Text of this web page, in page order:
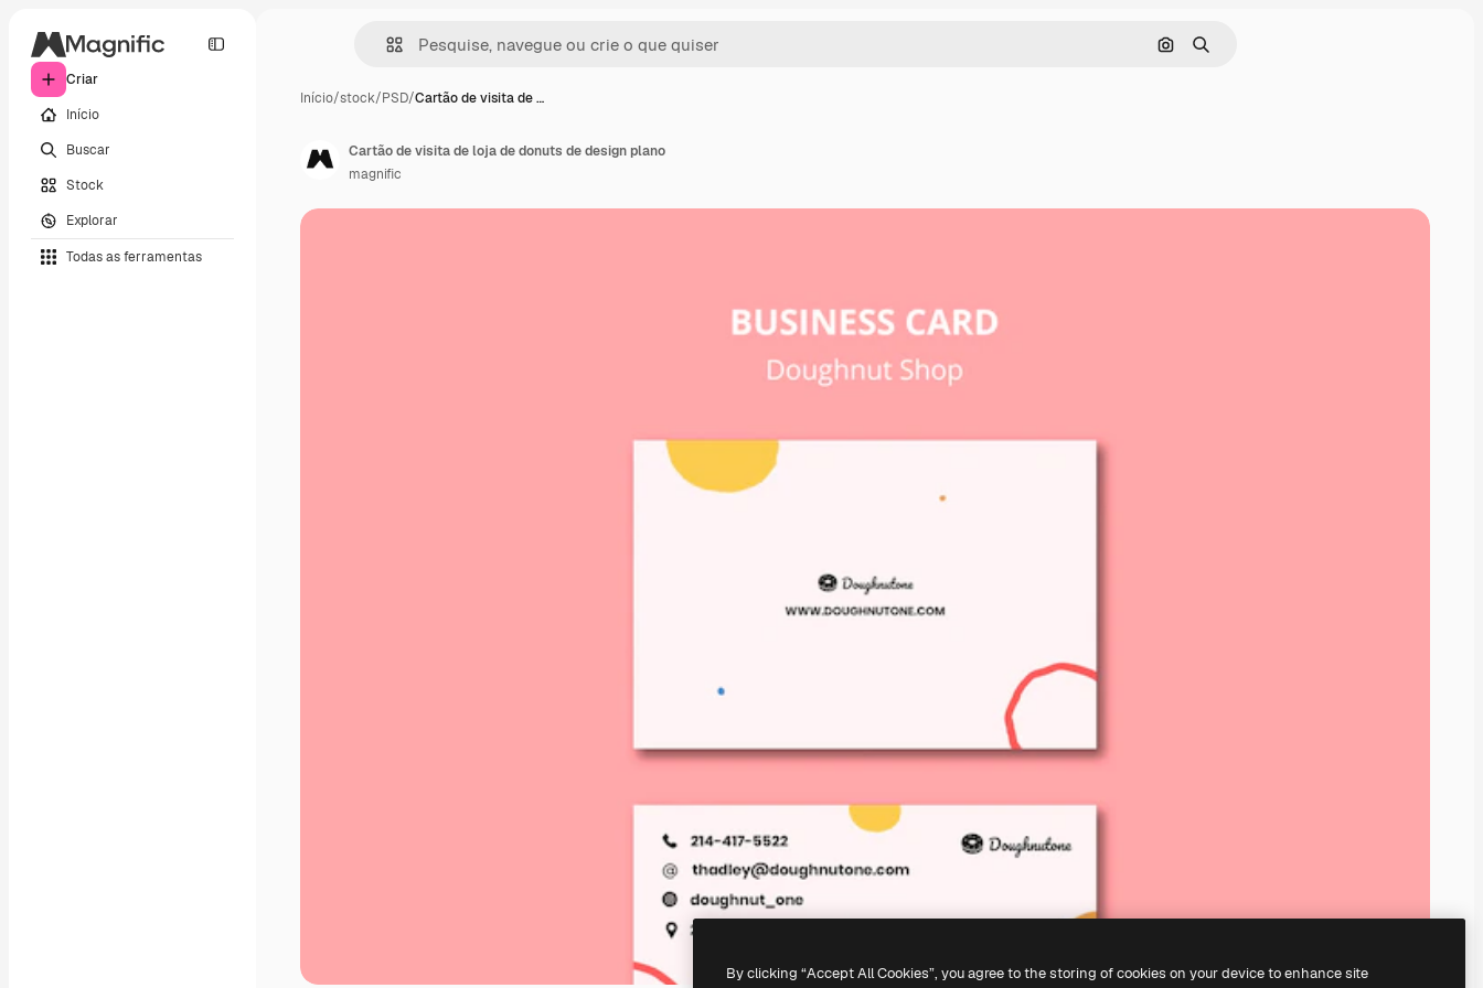
Criar
Início
Buscar
Stock
Explorar
Todas as ferramentas
Pesquisar por imagem
Buscar
Início/stock/PSD/Cartão de visita de …
Cartão de visita de loja de donuts de design plano
magnific
By clicking “Accept All Cookies”, you agree to the storing of cookies on your device to enhance site